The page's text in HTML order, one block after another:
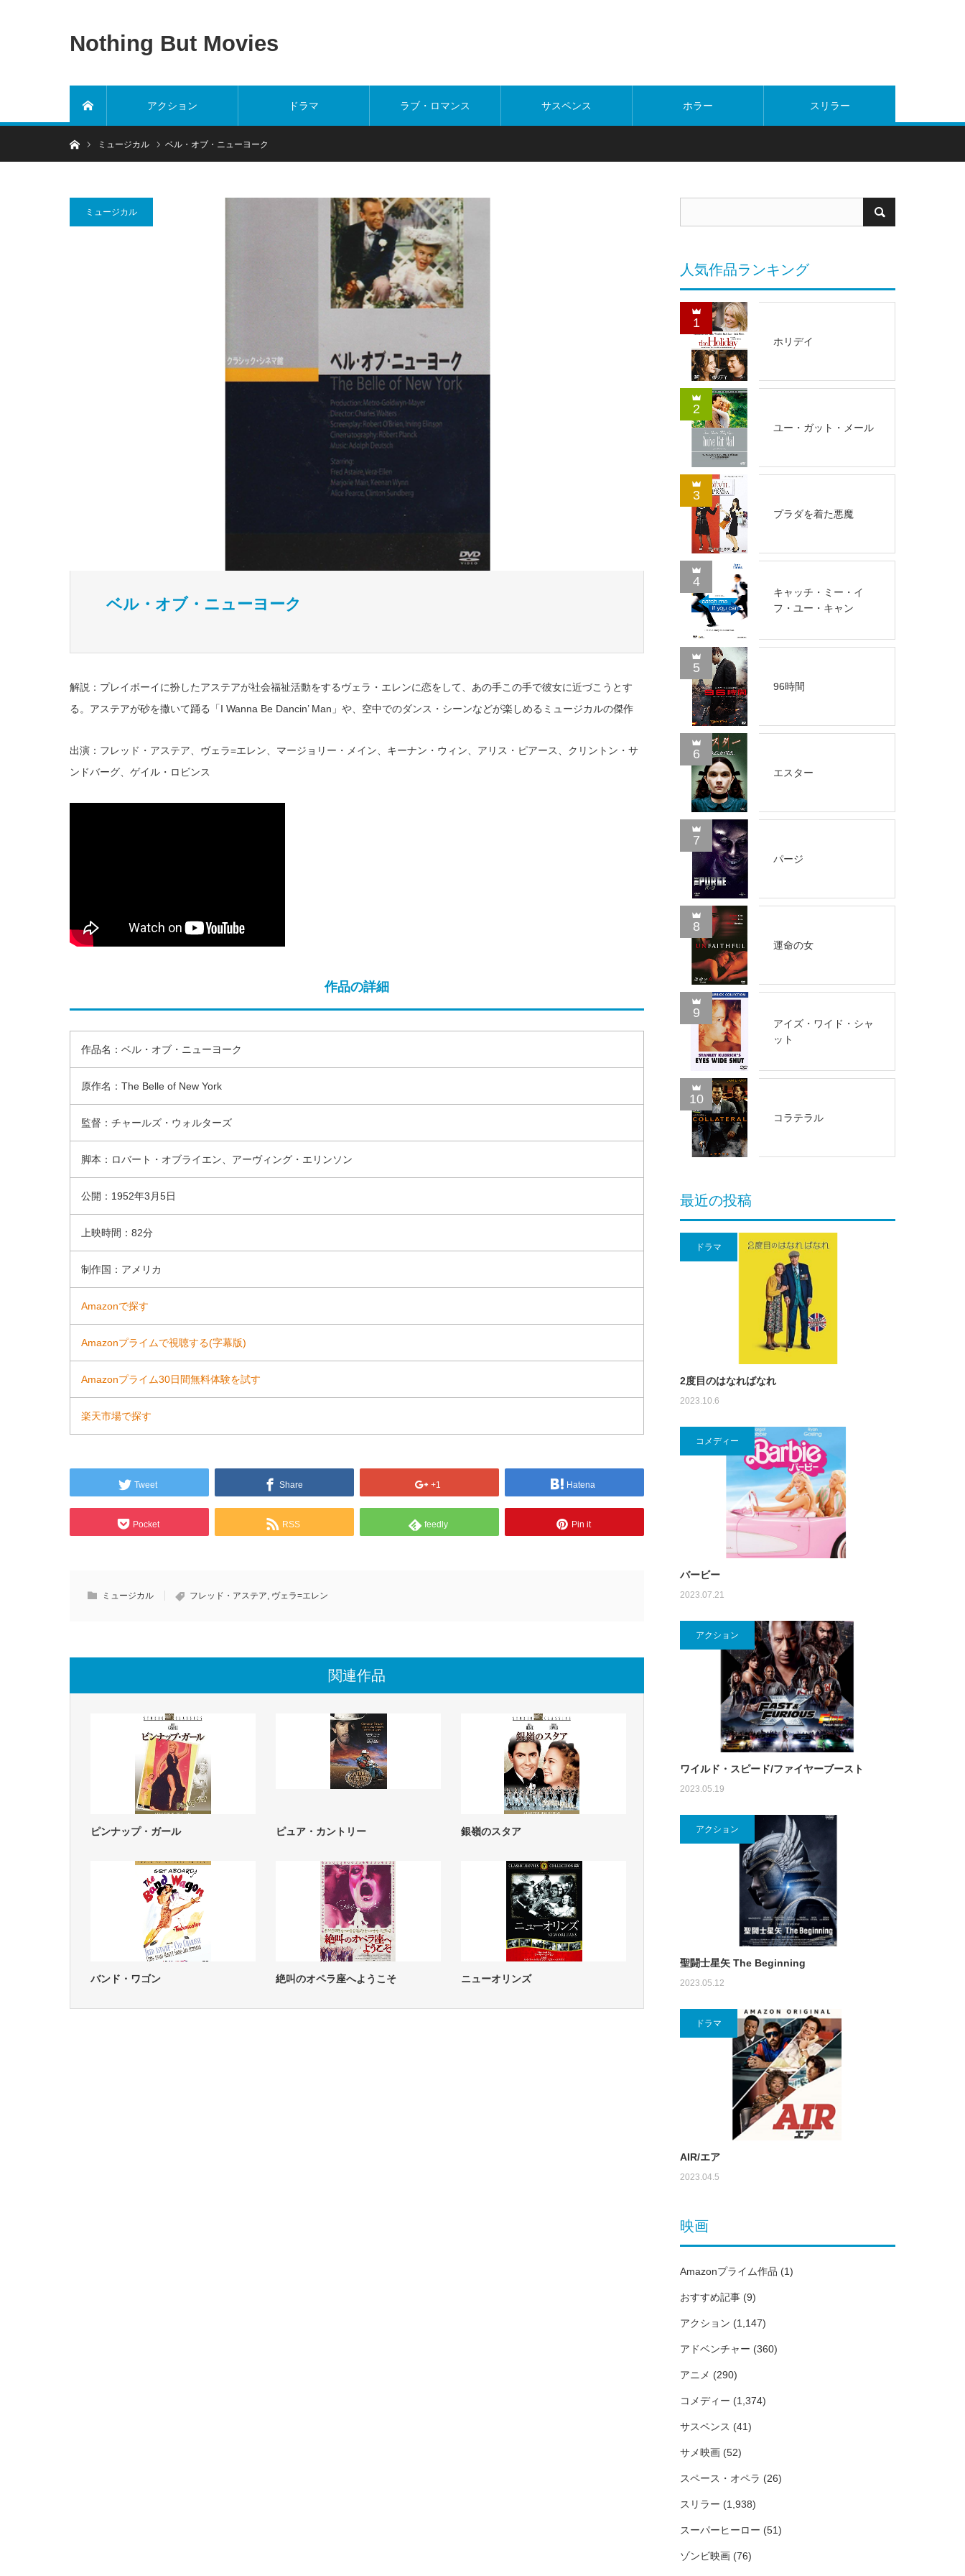
Nothing But Movies
アクション ドラマ ラブ・ロマンス サスペンス ホラー スリラー
ホームミュージカル ベル・オブ・ニューヨーク
ミュージカル
ベル・オブ・ニューヨーク
解説：プレイボーイに扮したアステアが社会福祉活動をするヴェラ・エレンに恋をして、あの手この手で彼女に近づこうとす
る。アステアが砂を撒いて踊る「I Wanna Be Dancin’ Man」や、空中でのダンス・シーンなどが楽しめるミュージカルの傑作
出演：フレッド・アステア、ヴェラ=エレン、マージョリー・メイン、キーナン・ウィン、アリス・ピアース、クリントン・サ
ンドバーグ、ゲイル・ロビンス
作品の詳細
作品名：ベル・オブ・ニューヨーク
原作名：The Belle of New York
監督：チャールズ・ウォルターズ
脚本：ロバート・オブライエン、アーヴィング・エリンソン
公開：1952年3月5日
上映時間：82分
制作国：アメリカ
Amazonで探す
Amazonプライムで視聴する(字幕版)
Amazonプライム30日間無料体験を試す
楽天市場で探す
Tweet Share +1 Hatena
Pocket RSS feedly Pin it
ミュージカル フレッド・アステア, ヴェラ=エレン
関連作品
ピンナップ・ガール ピュア・カントリー 銀嶺のスタア
バンド・ワゴン 絶叫のオペラ座へようこそ ニューオリンズ
人気作品ランキング
1
ホリデイ
2
ユー・ガット・メール
3
プラダを着た悪魔
4
キャッチ・ミー・イ
フ・ユー・キャン
5
96時間
6
エスター
7
パージ
8
運命の女
9
アイズ・ワイド・シャ
ット
10
コラテラル
最近の投稿
ドラマ
2度目のはなればなれ
2023.10.6
コメディー
バービー
2023.07.21
アクション
ワイルド・スピード/ファイヤーブースト
2023.05.19
アクション
聖闘士星矢 The Beginning
2023.05.12
ドラマ
AIR/エア
2023.04.5
映画
Amazonプライム作品 (1)
おすすめ記事 (9)
アクション (1,147)
アドベンチャー (360)
アニメ (290)
コメディー (1,374)
サスペンス (41)
サメ映画 (52)
スペース・オペラ (26)
スリラー (1,938)
スーパーヒーロー (51)
ゾンビ映画 (76)